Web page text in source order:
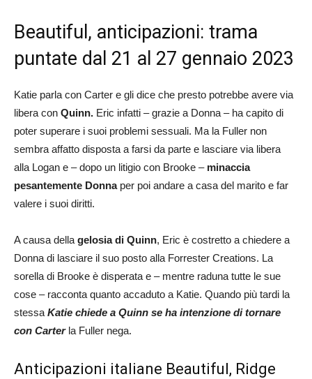
Beautiful, anticipazioni: trama
puntate dal 21 al 27 gennaio 2023
Katie parla con Carter e gli dice che presto potrebbe avere via
libera con Quinn. Eric infatti – grazie a Donna – ha capito di
poter superare i suoi problemi sessuali. Ma la Fuller non
sembra affatto disposta a farsi da parte e lasciare via libera
alla Logan e – dopo un litigio con Brooke – minaccia
pesantemente Donnaper poi andare a casa del marito e far
valere i suoi diritti.
A causa della gelosia di Quinn, Eric è costretto a chiedere a
Donna di lasciare il suo posto alla Forrester Creations. La
sorella di Brooke è disperata e – mentre raduna tutte le sue
cose – racconta quanto accaduto a Katie. Quando più tardi la
stessa Katie chiede a Quinn se ha intenzione di tornare
con Carterla Fuller nega.
Anticipazioni italiane Beautiful, Ridge